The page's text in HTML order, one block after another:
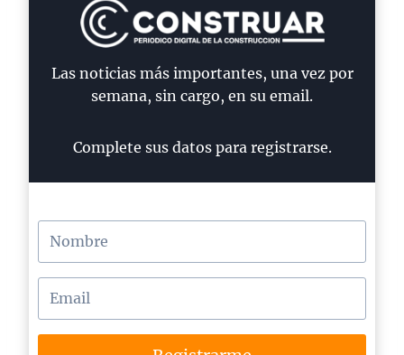
Las noticias más importantes, una vez por
semana, sin cargo, en su email.
Complete sus datos para registrarse.